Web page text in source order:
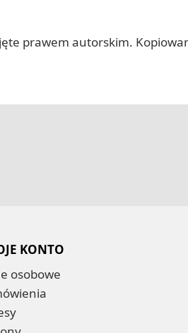
prawem autorskim.
KONTO
osobowe